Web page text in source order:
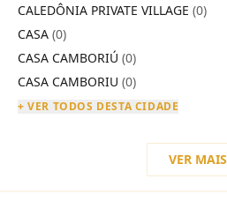
CALEDÔNIA PRIVATE VILLAGE (0)
CASA (0)
CASA CAMBORIÚ (0)
CASA CAMBORIU (0)
+ VER TODOS DESTA CIDADE
VER MAIS